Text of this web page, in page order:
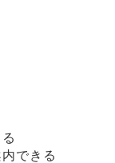
できる